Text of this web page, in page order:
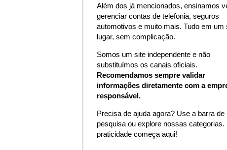
Além dos já mencionados, ensinamos
gerenciar contas de telefonia, seguros
automotivos e muito mais. Tudo em um
lugar, sem complicação.
Somos um site independente e não
substituímos os canais oficiais.
Recomendamos sempre validar
informações diretamente com a
responsável.
Precisa de ajuda agora? Use a barra de
pesquisa ou explore nossas categorias.
praticidade começa aqui!